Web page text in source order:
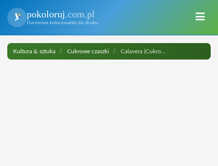
pokoloruj.com.pl
Darmowe kolorowanki do druku
Kultura & sztuka Cukrowe czaszki Calavera (Cukrowa czaszka) do druku